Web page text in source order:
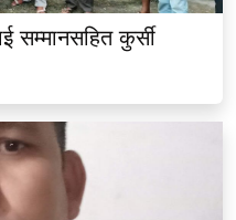
सम्मानसहित कुर्सी